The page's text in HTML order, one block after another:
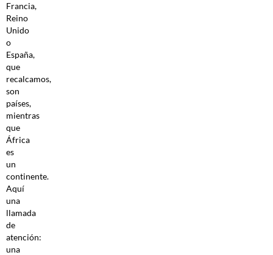
Francia,
Reino
Unido
o
España,
que
recalcamos,
son
países,
mientras
que
África
es
un
continente.
Aquí
una
llamada
de
atención:
una